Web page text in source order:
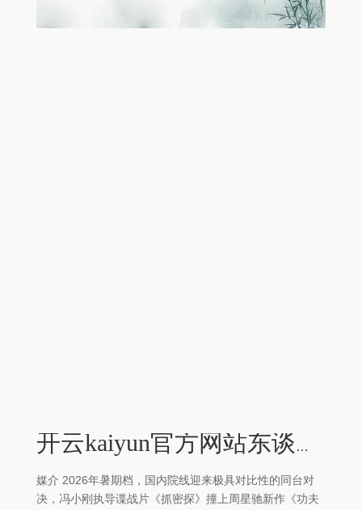
开云kaiyun官方网站东谈主民日报时隔多年再次点名品评冯小刚-外围足球软件APP
媒介 2026年暑期档，国内院线迎来极具对比性的同台对
决，冯小刚执导谍战片《抓密探》撞上周星驰新作《功夫